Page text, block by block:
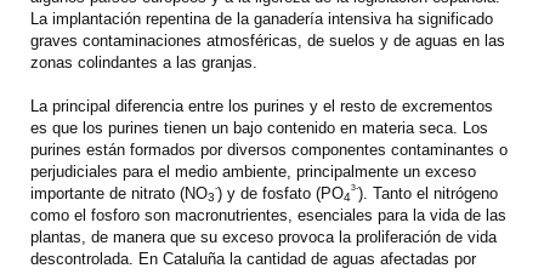
La implantación repentina de la ganadería intensiva ha significado
graves contaminaciones atmosféricas, de suelos y de aguas en las
zonas colindantes a las granjas.
La principal diferencia entre los purines y el resto de excrementos
es que los purines tienen un bajo contenido en materia seca. Los
purines están formados por diversos componentes contaminantes o
perjudiciales para el medio ambiente, principalmente un exceso
importante de nitrato (NO3
-) y de fosfato (PO4
3-). Tanto el nitrógeno
como el fosforo son macronutrientes, esenciales para la vida de las
plantas, de manera que su exceso provoca la proliferación de vida
descontrolada. En Cataluña la cantidad de aguas afectadas por